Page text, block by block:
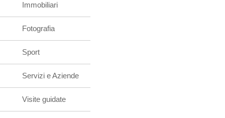
Immobiliari
Fotografia
Sport
Servizi e Aziende
Visite guidate